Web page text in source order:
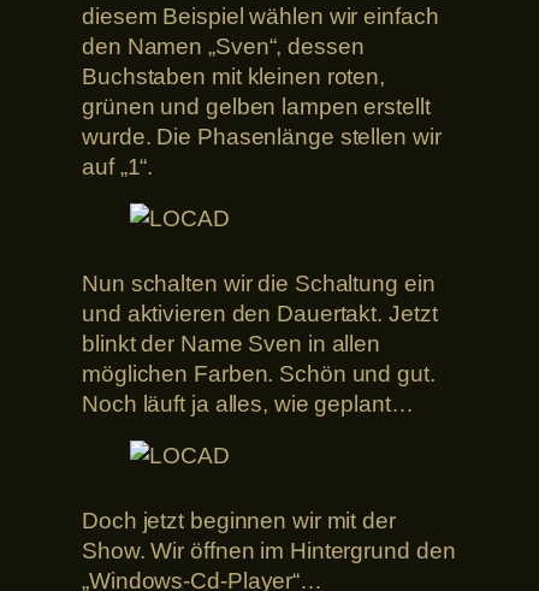
diesem Beispiel wählen wir einfach
den Namen „Sven“, dessen
Buchstaben mit kleinen roten,
grünen und gelben lampen erstellt
wurde. Die Phasenlänge stellen wir
auf „1“.
Nun schalten wir die Schaltung ein
und aktivieren den Dauertakt. Jetzt
blinkt der Name Sven in allen
möglichen Farben. Schön und gut.
Noch läuft ja alles, wie geplant…
Doch jetzt beginnen wir mit der
Show. Wir öffnen im Hintergrund den
„Windows-Cd-Player“…